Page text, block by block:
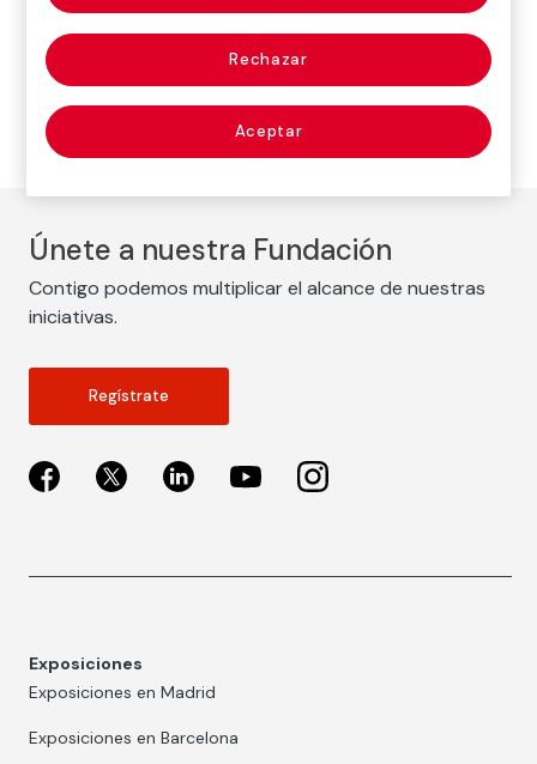
Valor estimado.
Únete a nuestra Fundación
Contigo podemos multiplicar el alcance de nuestras
iniciativas.
Regístrate
Exposiciones
Exposiciones en Madrid
Exposiciones en Barcelona
Rechazar
Aceptar